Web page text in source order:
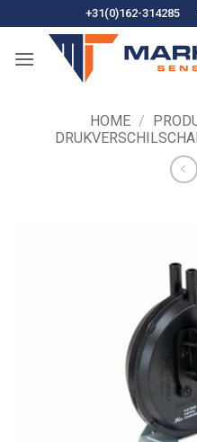
naar
+31(0)162-314285
HOME /